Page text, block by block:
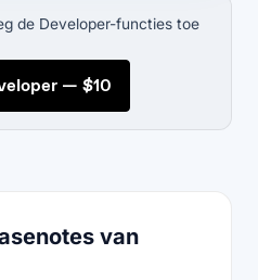
de Developer-functies toe
— $10
van